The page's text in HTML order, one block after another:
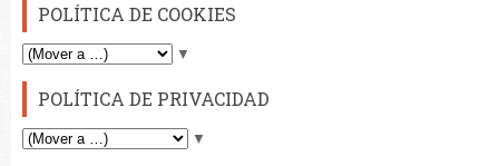
POLÍTICA DE COOKIES
▼
POLÍTICA DE PRIVACIDAD
▼